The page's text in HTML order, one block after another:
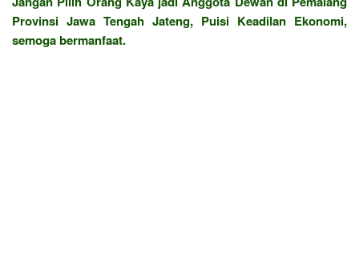
Provinsi Jawa Tengah Jateng, Puisi Keadilan Ekonomi,
semoga bermanfaat.